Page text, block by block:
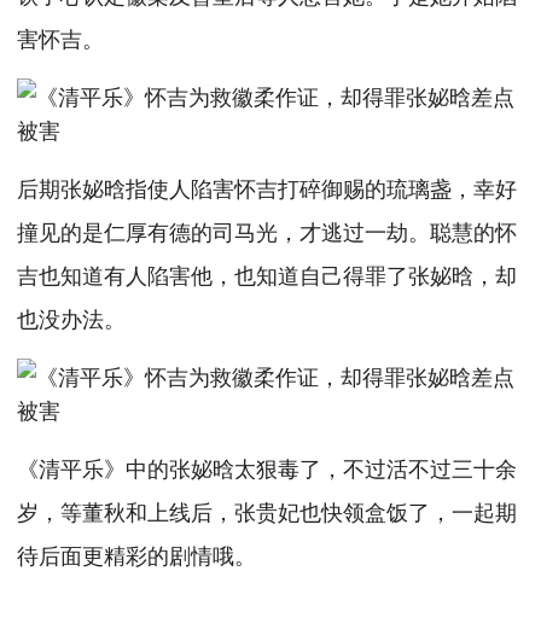
害怀吉。
后期张妼晗指使人陷害怀吉打碎御赐的琉璃盏，幸好
撞见的是仁厚有德的司马光，才逃过一劫。聪慧的怀
吉也知道有人陷害他，也知道自己得罪了张妼晗，却
也没办法。
《清平乐》中的张妼晗太狠毒了，不过活不过三十余
岁，等董秋和上线后，张贵妃也快领盒饭了，一起期
待后面更精彩的剧情哦。